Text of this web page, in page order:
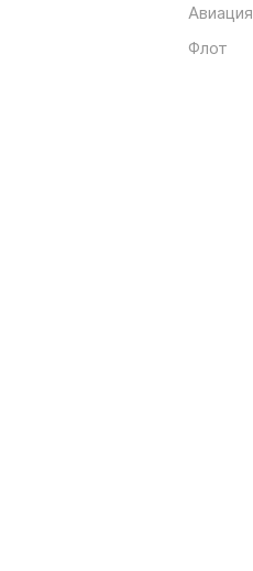
Авиация
Флот